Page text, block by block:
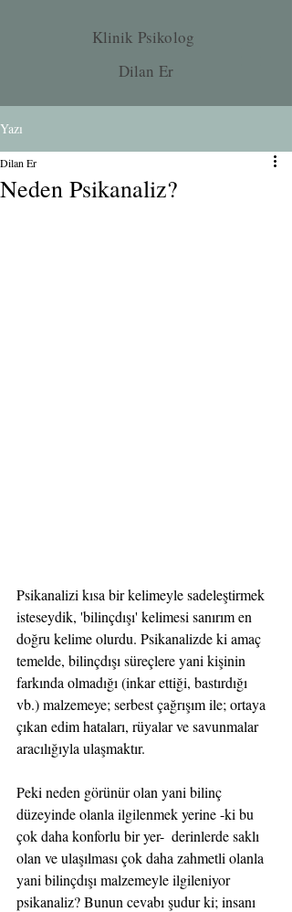
Klinik Psikolog
Dilan Er
Yazı
Neden Psikanaliz?
Dilan Er
Psikanalizi kısa bir kelimeyle sadeleştirmek
isteseydik, 'bilinçdışı' kelimesi sanırım en
doğru kelime olurdu. Psikanalizde ki amaç
temelde, bilinçdışı süreçlere yani kişinin
farkında olmadığı (inkar ettiği, bastırdığı
vb.) malzemeye; serbest çağrışım ile; ortaya
çıkan edim hataları, rüyalar ve savunmalar
aracılığıyla ulaşmaktır.
Peki neden görünür olan yani bilinç
düzeyinde olanla ilgilenmek yerine -ki bu
çok daha konforlu bir yer-  derinlerde saklı
olan ve ulaşılması çok daha zahmetli olanla
yani bilinçdışı malzemeyle ilgileniyor
psikanaliz? Bunun cevabı şudur ki; insanı